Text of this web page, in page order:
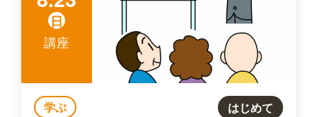
日
講座
学ぶ はじめて